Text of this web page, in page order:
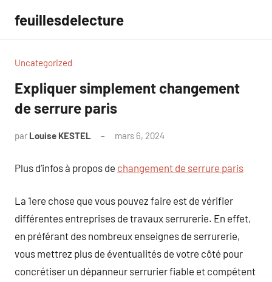
contenu
feuillesdelecture
Uncategorized
Expliquer simplement changement
de serrure paris
par Louise KESTEL mars 6, 2024
Plus d’infos à propos de changement de serrure paris
La 1ere chose que vous pouvez faire est de vérifier
différentes entreprises de travaux serrurerie. En effet,
en préférant des nombreux enseignes de serrurerie,
vous mettrez plus de éventualités de votre côté pour
concrétiser un dépanneur serrurier fiable et compétent